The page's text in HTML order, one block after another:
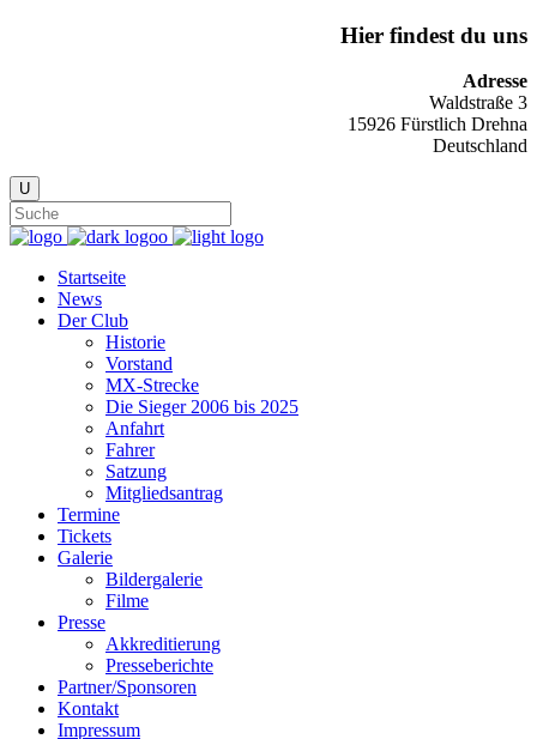
Hier findest du uns
Adresse
Waldstraße 3
15926 Fürstlich Drehna
Deutschland
Startseite
News
Der Club
Historie
Vorstand
MX-Strecke
Die Sieger 2006 bis 2025
Anfahrt
Fahrer
Satzung
Mitgliedsantrag
Termine
Tickets
Galerie
Bildergalerie
Filme
Presse
Akkreditierung
Presseberichte
Partner/Sponsoren
Kontakt
Impressum